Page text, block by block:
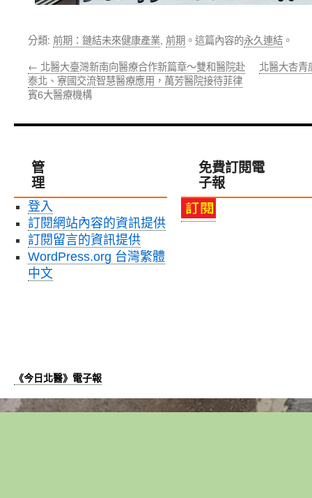
分類: 前期：鏈結未來健康產業, 前期 。這篇內容的永久連結 。
← 北醫大臺灣新南向醫療合作新篇章～雙和醫院赴
泰北、寮國交流智慧醫療應用，萬芳醫院接待菲律
賓6大醫療機構
北醫大杏青
管
理
登入
訂閱網站內容的資訊提供
訂閱留言的資訊提供
WordPress.org 台灣繁體
中文
免費訂閱電
子報
《今日北醫》電子報